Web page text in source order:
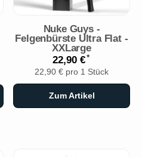
Nuke Guys -
Felgenbürste Ultra Flat -
XXLarge
22,90 €*
22,90 € pro 1 Stück
Zum Artikel